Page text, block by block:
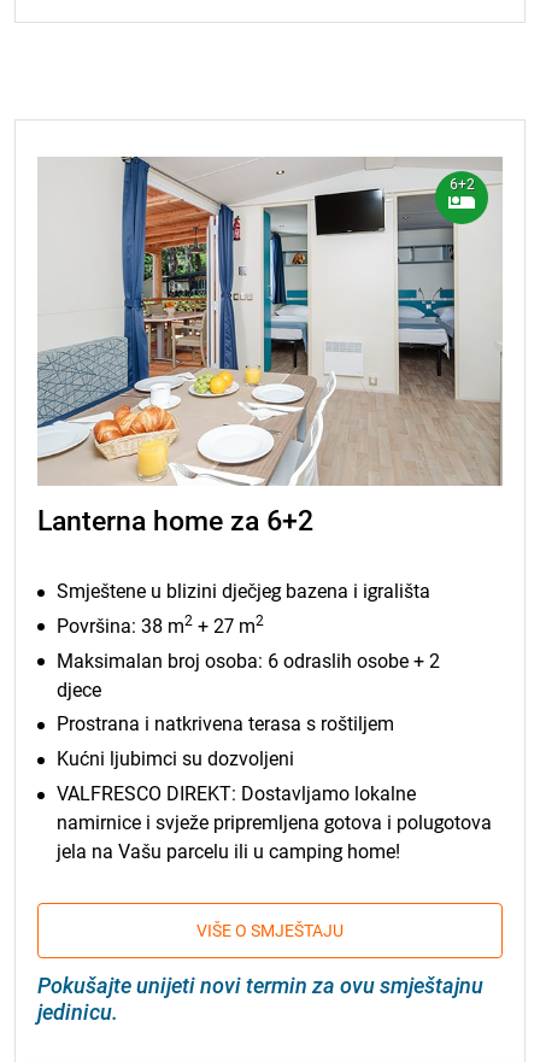
6+2
Lanterna home za 6+2
Smještene u blizini dječjeg bazena i igrališta
Površina: 38 m2 + 27 m2
Maksimalan broj osoba: 6 odraslih osobe + 2
djece
Prostrana i natkrivena terasa s roštiljem
Kućni ljubimci su dozvoljeni
VALFRESCO DIREKT: Dostavljamo lokalne
namirnice i svježe pripremljena gotova i polugotova
jela na Vašu parcelu ili u camping home!
VIŠE O SMJEŠTAJU
Pokušajte unijeti novi termin za ovu smještajnu
jedinicu.